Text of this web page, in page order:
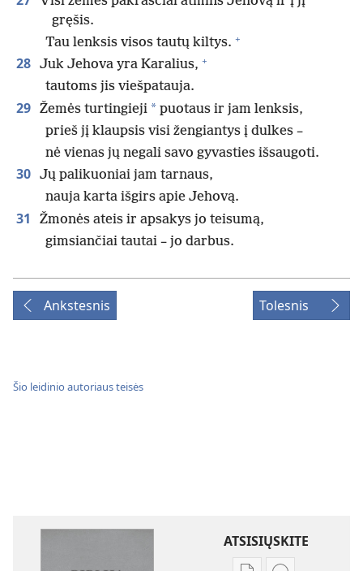
gręšis.
Tau lenksis visos tautų kiltys. +
28 Juk Jehova yra Karalius, +
tautoms jis viešpatauja.
29 Žemės turtingieji * puotaus ir jam lenksis,
prieš jį klaupsis visi žengiantys į dulkes –
nė vienas jų negali savo gyvasties išsaugoti.
30 Jų palikuoniai jam tarnaus,
nauja karta išgirs apie Jehovą.
31
Žmonės ateis ir apsakys jo teisumą,
gimsiančiai tautai – jo darbus.
Ankstesnis Tolesnis
Šio leidinio autoriaus teisės
ATSISIŲSKITE